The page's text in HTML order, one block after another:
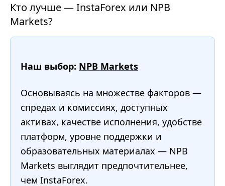
Кто лучше — InstaForex или NPB
Markets?
Наш выбор: NPB Markets
Основываясь на множестве факторов —
спредах и комиссиях, доступных
активах, качестве исполнения, удобстве
платформ, уровне поддержки и
образовательных материалах — NPB
Markets выглядит предпочтительнее,
чем InstaForex.